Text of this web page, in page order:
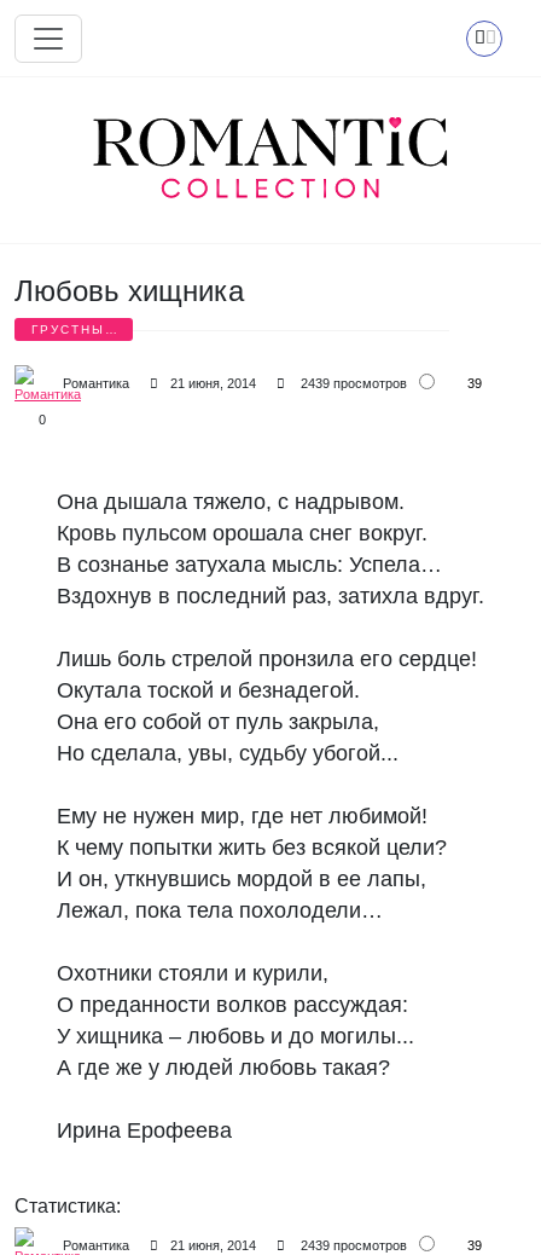
Перейти к основному содержанию
Любовь хищника
ГРУСТНЫЕ
Романтика 21 июня, 2014 2439 просмотров 39
0
Она дышала тяжело, с надрывом.
Кровь пульсом орошала снег вокруг.
В сознанье затухала мысль: Успела…
Вздохнув в последний раз, затихла вдруг.
Лишь боль стрелой пронзила его сердце!
Окутала тоской и безнадегой.
Она его собой от пуль закрыла,
Но сделала, увы, судьбу убогой...
Ему не нужен мир, где нет любимой!
К чему попытки жить без всякой цели?
И он, уткнувшись мордой в ее лапы,
Лежал, пока тела похолодели…
Охотники стояли и курили,
О преданности волков рассуждая:
У хищника – любовь и до могилы...
А где же у людей любовь такая?
Ирина Ерофеева
Статистика:
Романтика 21 июня, 2014 2439 просмотров 39